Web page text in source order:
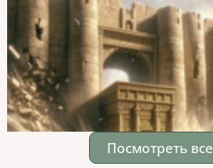
Посмотреть все